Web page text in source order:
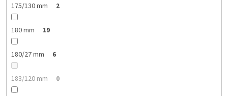
175/130 mm 2
180 mm 19
180/27 mm 6
183/120 mm 0